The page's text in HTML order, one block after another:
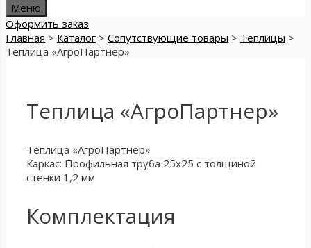
Меню
Оформить заказ
Главная > Каталог > Сопутствующие товары > Теплицы >
Теплица «АгроПартнер»
Теплица «АгроПартнер»
Теплица «АгроПартнер»
Каркас: Профильная труба 25х25 с толщиной
стенки 1,2 мм
Комплектация